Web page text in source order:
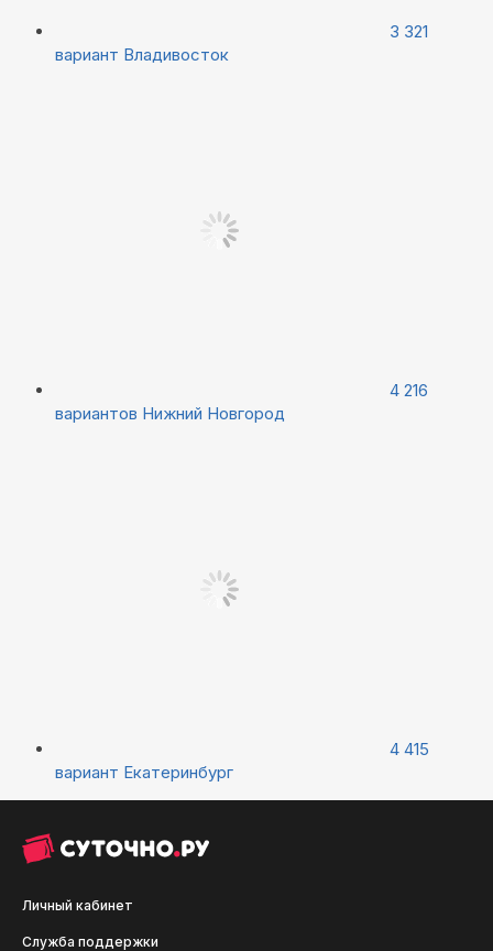
3 321
вариант Владивосток
4 216
вариантов Нижний Новгород
4 415
вариант Екатеринбург
Личный кабинет
Служба поддержки